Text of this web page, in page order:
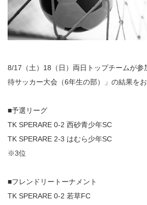
8/17（土）18（日）両日トップチームが参
待サッカー大会（6年生の部）」の結果をお
■予選リーグ
TK SPERARE 0-2 西砂青少年SC
TK SPERARE 2-3 はむら少年SC
※3位
■フレンドリートーナメント
TK SPERARE 0-2 若草FC